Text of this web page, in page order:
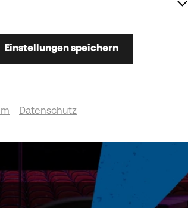
Einstellungen speichern
Datenschutz